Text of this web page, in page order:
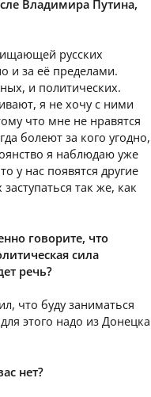
Владимира Путина,
русских
и за её пределами.
и политических.
я не хочу с ними
что мне не нравятся
болеют за кого угодно,
я наблюдаю уже
у нас появятся другие
так же, как
говорите, что
сила
речь?
что буду заниматься
этого надо из Донецка
нет?